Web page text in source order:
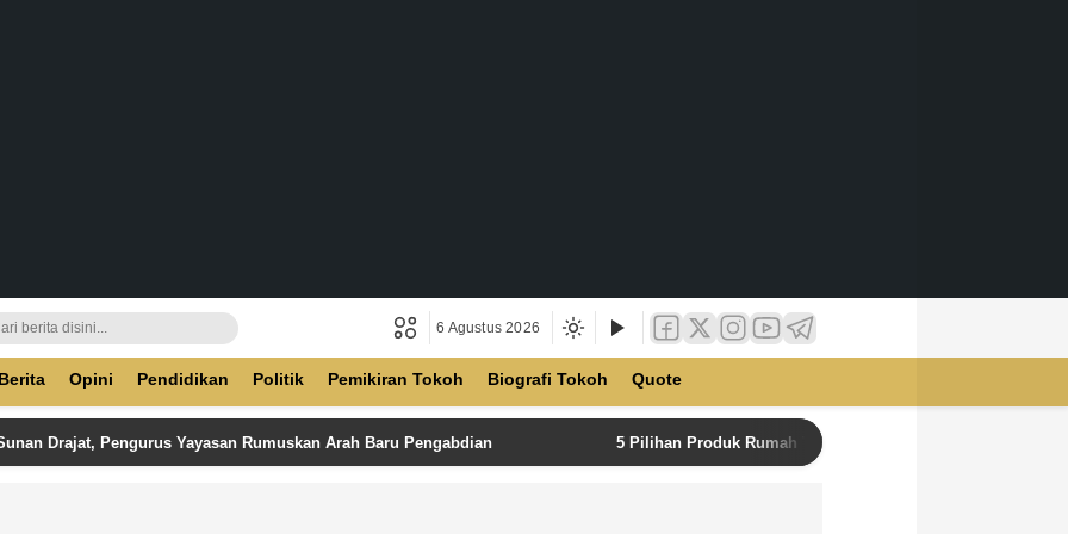
6 Agustus 2026
Berita Opini Pendidikan Politik Pemikiran Tokoh Biografi Tokoh Quote
Drajat, Pengurus Yayasan Rumuskan Arah Baru Pengabdian 5 Pilihan Produk Rumah Tangga Terbaik di Unilever Store